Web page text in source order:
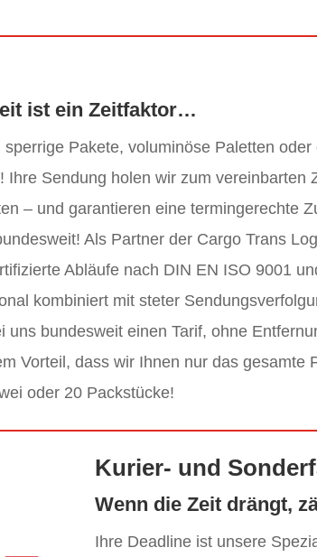
ist ein Zeitfaktor…
Pakete, voluminöse Paletten
Ihre Sendung holen wir zum vereinbarten
– und garantieren eine termingerechte
Als Partner der Cargo Trans
Abläufe nach DIN EN ISO 9001
kombiniert mit steter
uns bundesweit einen Tarif, ohne
Vorteil, dass wir Ihnen nur das gesamte
oder 20 Packstücke!
Kurier- und
Wenn die Zeit drängt,
Ihre Deadline ist unsere